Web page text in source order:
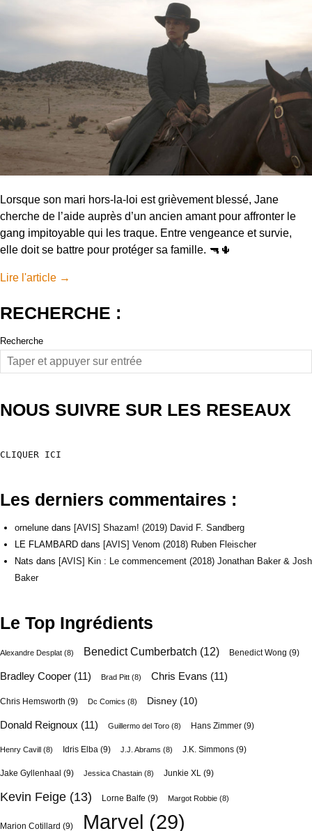
Lorsque son mari hors-la-loi est grièvement blessé, Jane
cherche de l’aide auprès d’un ancien amant pour affronter le
gang impitoyable qui les traque. Entre vengeance et survie,
elle doit se battre pour protéger sa famille. 🔫🌵
Lire l'article →
RECHERCHE :
Recherche
NOUS SUIVRE SUR LES RESEAUX
CLIQUER ICI
Les derniers commentaires :
ornelune dans [AVIS] Shazam! (2019) David F. Sandberg
LE FLAMBARD dans [AVIS] Venom (2018) Ruben Fleischer
Nats dans [AVIS] Kin : Le commencement (2018) Jonathan Baker & Josh
Baker
Le Top Ingrédients
Alexandre Desplat (8) Benedict Cumberbatch (12) Benedict Wong (9)
Bradley Cooper (11) Brad Pitt (8) Chris Evans (11)
Chris Hemsworth (9) Dc Comics (8) Disney (10)
Donald Reignoux (11) Guillermo del Toro (8) Hans Zimmer (9)
Henry Cavill (8) Idris Elba (9) J.J. Abrams (8) J.K. Simmons (9)
Jake Gyllenhaal (9) Jessica Chastain (8) Junkie XL (9)
Kevin Feige (13) Lorne Balfe (9) Margot Robbie (8)
Marion Cotillard (9) Marvel (29)